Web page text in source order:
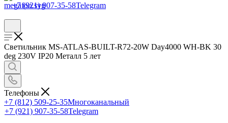
+7 (921) 907-35-58Telegram
Светильник MS-ATLAS-BUILT-R72-20W Day4000 WH-BK 30
deg 230V IP20 Металл 5 лет
Телефоны
+7 (812) 509-25-35Многоканальный
+7 (921) 907-35-58Telegram